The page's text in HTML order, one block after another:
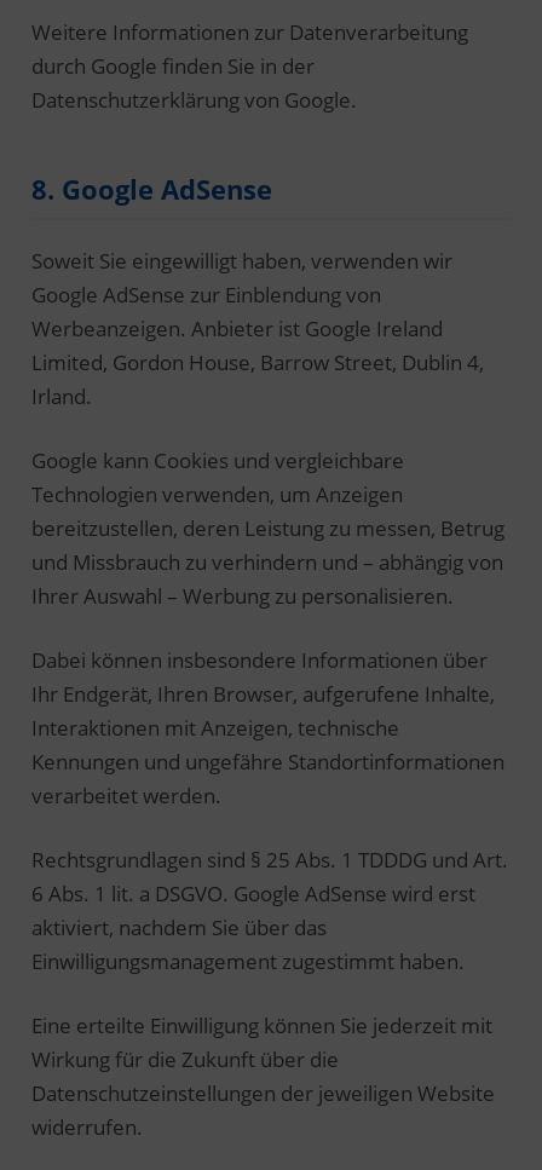
Weitere Informationen zur Datenverarbeitung
durch Google finden Sie in der
Datenschutzerklärung von Google.
8. Google AdSense
Soweit Sie eingewilligt haben, verwenden wir
Google AdSense zur Einblendung von
Werbeanzeigen. Anbieter ist Google Ireland
Limited, Gordon House, Barrow Street, Dublin 4,
Irland.
Google kann Cookies und vergleichbare
Technologien verwenden, um Anzeigen
bereitzustellen, deren Leistung zu messen, Betrug
und Missbrauch zu verhindern und – abhängig von
Ihrer Auswahl – Werbung zu personalisieren.
Dabei können insbesondere Informationen über
Ihr Endgerät, Ihren Browser, aufgerufene Inhalte,
Interaktionen mit Anzeigen, technische
Kennungen und ungefähre Standortinformationen
verarbeitet werden.
Rechtsgrundlagen sind § 25 Abs. 1 TDDDG und Art.
6 Abs. 1 lit. a DSGVO. Google AdSense wird erst
aktiviert, nachdem Sie über das
Einwilligungsmanagement zugestimmt haben.
Eine erteilte Einwilligung können Sie jederzeit mit
Wirkung für die Zukunft über die
Datenschutzeinstellungen der jeweiligen Website
widerrufen.